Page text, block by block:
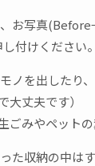
お写真
付けください。
ノを出したり
大丈夫です）
ごみやペット
た収納の中はす